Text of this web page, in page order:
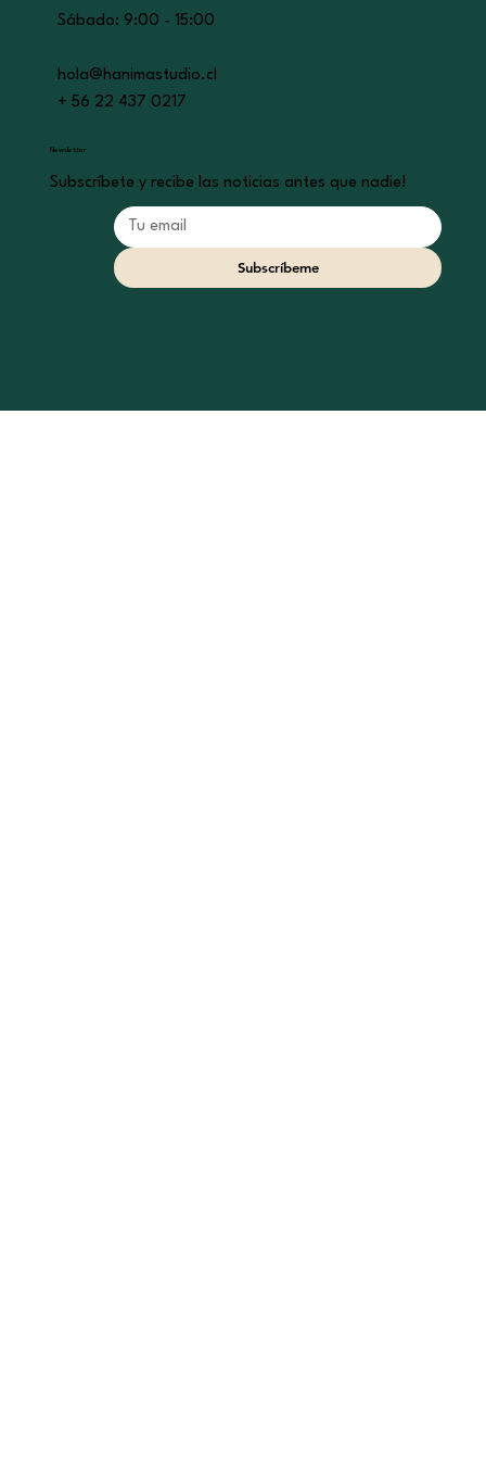
​​Sábado: 9:00 - 15:00
hola@hanimastudio.cl
+ 56 22 437 0217
Newsletter
Subscríbete y recibe las noticias antes que nadie!
Subscríbeme